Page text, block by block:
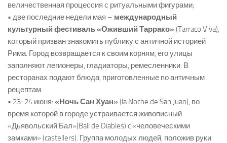
величественная процессия с ритуальными фигурами;
• две последние недели мая – международный
культурный фестиваль«Оживший Таррако» (Tarraco Viva),
который призван знакомить публику с античной историей
Рима. Город возвращается к своим корням, его улицы
заполняют легионеры, гладиаторы, ремесленники. В
ресторанах подают блюда, приготовленные по античным
рецептам.
• 23-24 июня: «Ночь Сан Хуан» (la Noche de San Juan), во
время которой в городе устраивается живописный
«Дьявольский Бал»(Ball de Diables) c «человеческими
замками» (castellers). Группа молодых людей, положив руки